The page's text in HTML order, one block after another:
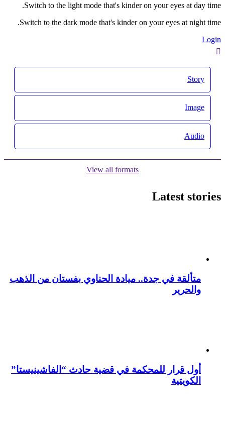
Switch to the light mode that's kinder on your eyes at day time.
Switch to the dark mode that's kinder on your eyes at night time.
Login
Story
Image
Audio
View all formats
Latest stories
متألقة في جدة.. ميادة الحناوي بفستان من الذهب
والحرير
أول قرار للمحكمة في قضية حادث “الفاشينيستا”
الكويتية